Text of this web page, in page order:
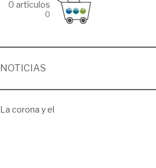
0 artículos
0
NOTICIAS
La corona y el